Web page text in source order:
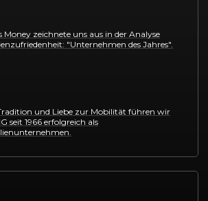
Money zeichnete uns aus in der Analyse
"Unternehmen des Jahres".
und Liebe zur Mobilität führen wir
seit 1966 erfolgreich als